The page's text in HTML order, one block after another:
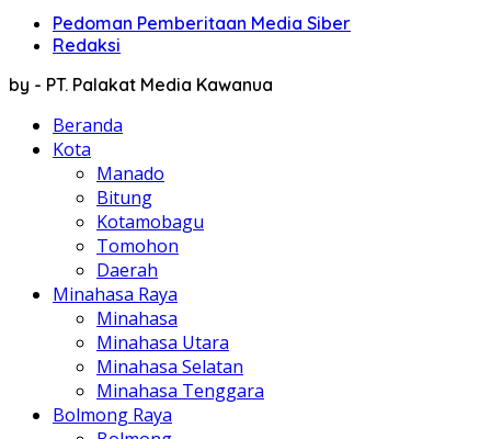
Pedoman Pemberitaan Media Siber
Redaksi
by - PT. Palakat Media Kawanua
Beranda
Kota
Manado
Bitung
Kotamobagu
Tomohon
Daerah
Minahasa Raya
Minahasa
Minahasa Utara
Minahasa Selatan
Minahasa Tenggara
Bolmong Raya